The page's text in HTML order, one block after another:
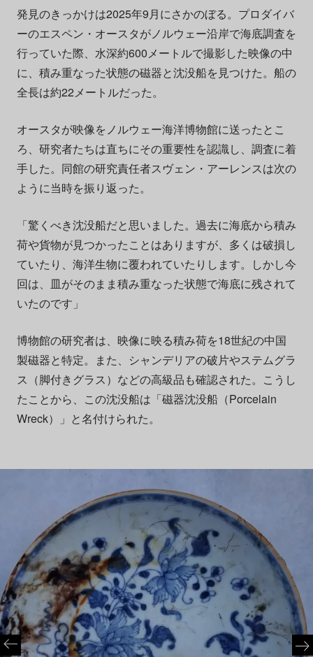
発見のきっかけは2025年9月にさかのぼる。プロダイバ
ーのエスペン・オースタがノルウェー沿岸で海底調査を
行っていた際、水深約600メートルで撮影した映像の中
に、積み重なった状態の磁器と沈没船を見つけた。船の
全長は約22メートルだった。
オースタが映像をノルウェー海洋博物館に送ったとこ
ろ、研究者たちは直ちにその重要性を認識し、調査に着
手した。同館の研究責任者スヴェン・アーレンスは次の
ように当時を振り返った。
「驚くべき沈没船だと思いました。過去に海底から積み
荷や貨物が見つかったことはありますが、多くは破損し
ていたり、海洋生物に覆われていたりします。しかし今
回は、皿がそのまま積み重なった状態で海底に残されて
いたのです」
博物館の研究者は、映像に映る積み荷を18世紀の中国
製磁器と特定。また、シャンデリアの破片やステムグラ
ス（脚付きグラス）などの高級品も確認された。こうし
たことから、この沈没船は「磁器沈没船（Porcelain
Wreck）」と名付けられた。